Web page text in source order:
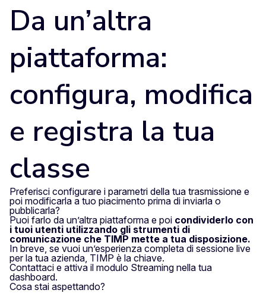
Da un’altra
piattaforma:
configura, modifica
e registra la tua
classe
Preferisci configurare i parametri della tua trasmissione e
poi modificarla a tuo piacimento prima di inviarla o
pubblicarla?
Puoi farlo da un’altra piattaforma e poi condividerlo con
i tuoi utenti utilizzando gli strumenti di
comunicazione che TIMP mette a tua disposizione.
In breve, se vuoi un’esperienza completa di sessione live
per la tua azienda, TIMP è la chiave.
Contattaci e attiva il modulo Streaming nella tua
dashboard.
Cosa stai aspettando?